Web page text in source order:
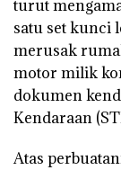
turut
satu set kunci
merusak
motor milik
dokumen
Kendaraan
Atas